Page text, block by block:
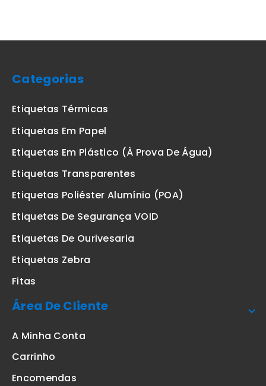
Categorias
Etiquetas Térmicas
Etiquetas Em Papel
Etiquetas Em Plástico (à Prova De Água)
Etiquetas Transparentes
Etiquetas Poliéster Alumínio (POA)
Etiquetas De Segurança VOID
Etiquetas De Ourivesaria
Etiquetas Zebra
Fitas
Área De Cliente
A Minha Conta
Carrinho
Encomendas